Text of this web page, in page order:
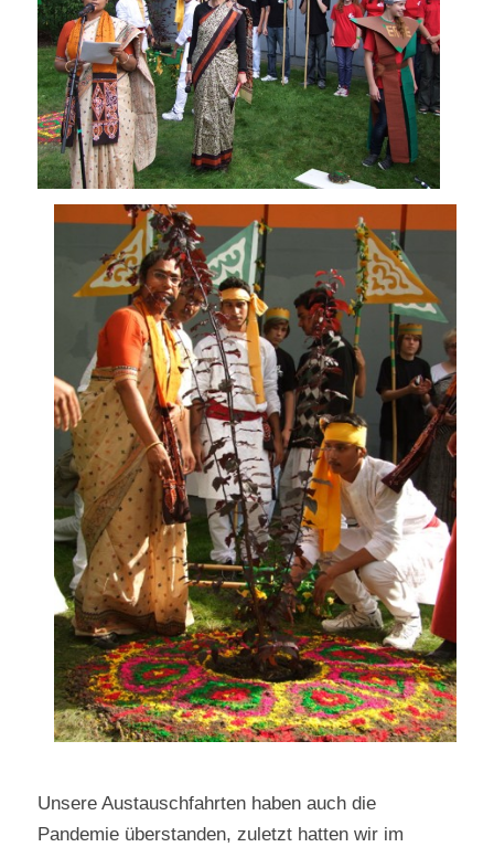
Unsere Austauschfahrten haben auch die
Pandemie überstanden, zuletzt hatten wir im